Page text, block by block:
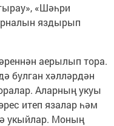
«Шәһри
яздырып
аерылып тора.
булган хәлләрдән
Аларның укуы
итеп язалар һәм
укыйлар. Моның